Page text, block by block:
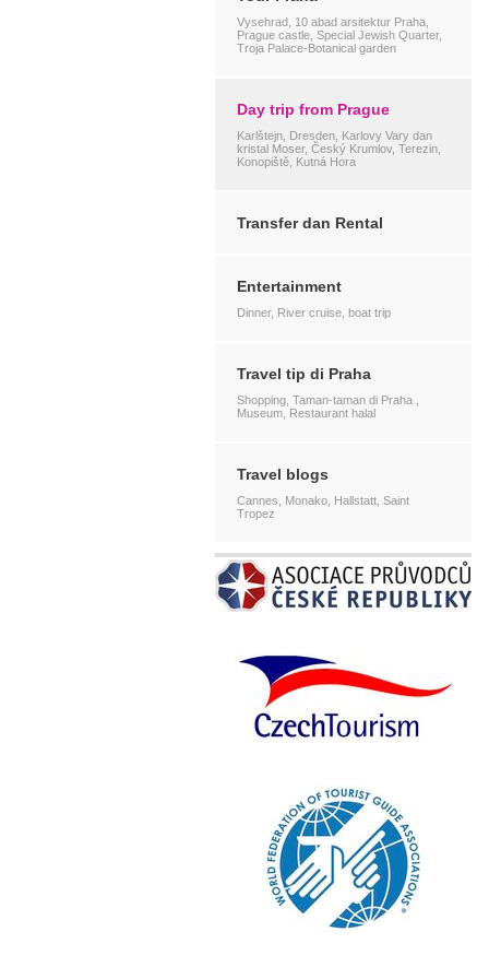
Vysehrad, 10 abad arsitektur Praha,
Prague castle, Special Jewish Quarter,
Troja Palace-Botanical garden
Day trip from Prague
Karlštejn, Dresden, Karlovy Vary dan
kristal Moser, Český Krumlov, Terezin,
Konopiště, Kutná Hora
Transfer dan Rental
Entertainment
Dinner, River cruise, boat trip
Travel tip di Praha
Shopping, Taman-taman di Praha ,
Museum, Restaurant halal
Travel blogs
Cannes, Monako, Hallstatt, Saint
Tropez